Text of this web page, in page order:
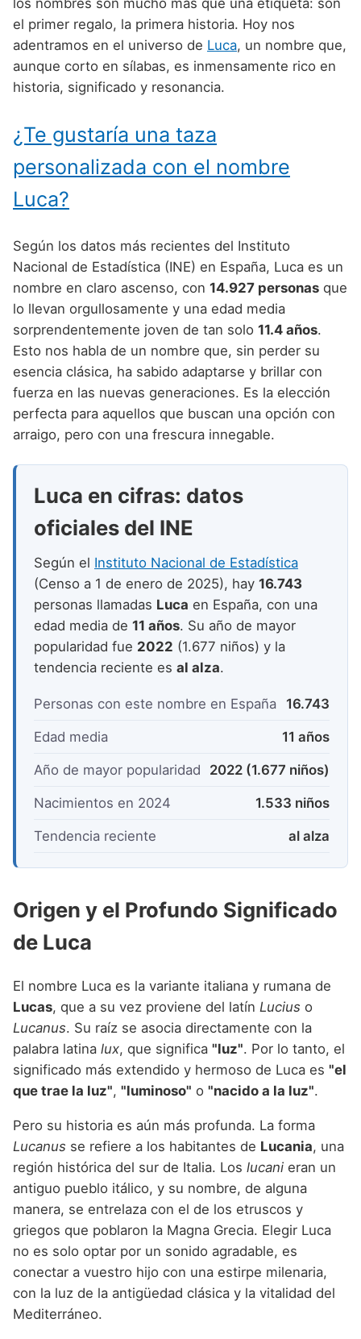
Nombres de niño que empiezan por E
Nombres de niño que empiezan por F
Nombres de niño que empiezan por G
Nombres de niño que empiezan por I
Nombres de niño que empiezan por J
Nombres de niño que empiezan por L
Nombres de niño que empiezan por M
Nombres de niño que empiezan por N
Nombres de niño que empiezan por O
Nombres de niño que empiezan por P
Nombres de niño que empiezan por Q
Nombres de niño que empiezan por R
Nombres de niño que empiezan por S
Nombres de niño que empiezan por T
Nombres de niño que empiezan por U
Nombres de niño que empiezan por V
Nombres de niño que empiezan por W
Nombres de niño que empiezan por X
Nombres de niño que empiezan por Y
Nombres de Niño Baleares
Nombres de Niño Canarios
Nombres de Niño Cantabros
Nombres de Niño Extremeños
Nombres de Niño Madrileños
Nombres de Niño Murcianos
Nombres de Niño Navarros
Nombres de Niño Riojanos
Nombres de Niño Valencianos
Nombres de Niño Vascos
Nombres de Niño Egipcios
Nombres de Niño Griegos
Nombres de Niño Mitologicos
Nombres de Niño Americanos
Nombres de Niño Arabes
Nombres de Niño Chinos
Nombres de Niño Franceses
Nombres de Niño Hispanoamericanos
Nombres de Niño Japoneses
Nombres de Niño Judíos
Nombres de Niño Marroquíes
Nombres de Niño Portugueses
Nombres de Niño Rumanos
Nombres de Niño Rusos
Nombres de Niño Suecos
los nombres son mucho más que una etiqueta: son
el primer regalo, la primera historia. Hoy nos
adentramos en el universo de Luca, un nombre que,
aunque corto en sílabas, es inmensamente rico en
historia, significado y resonancia.
¿Te gustaría una taza
personalizada con el nombre
Luca?
Según los datos más recientes del Instituto
Nacional de Estadística (INE) en España, Luca es un
nombre en claro ascenso, con 14.927 personas que
lo llevan orgullosamente y una edad media
sorprendentemente joven de tan solo 11.4 años.
Esto nos habla de un nombre que, sin perder su
esencia clásica, ha sabido adaptarse y brillar con
fuerza en las nuevas generaciones. Es la elección
perfecta para aquellos que buscan una opción con
arraigo, pero con una frescura innegable.
Luca en cifras: datos
oficiales del INE
Según el Instituto Nacional de Estadística
(Censo a 1 de enero de 2025), hay 16.743
personas llamadas Luca en España, con una
edad media de 11 años. Su año de mayor
popularidad fue 2022 (1.677 niños) y la
tendencia reciente es al alza.
Personas con este nombre en España 16.743
Edad media 11 años
Año de mayor popularidad 2022 (1.677 niños)
Nacimientos en 2024 1.533 niños
Tendencia reciente al alza
Origen y el Profundo Significado
de Luca
El nombre Luca es la variante italiana y rumana de
Lucas, que a su vez proviene del latín Lucius o
Lucanus. Su raíz se asocia directamente con la
palabra latina lux, que significa "luz". Por lo tanto, el
significado más extendido y hermoso de Luca es "el
que trae la luz", "luminoso" o "nacido a la luz".
Pero su historia es aún más profunda. La forma
Lucanus se refiere a los habitantes de Lucania, una
región histórica del sur de Italia. Los lucani eran un
antiguo pueblo itálico, y su nombre, de alguna
manera, se entrelaza con el de los etruscos y
griegos que poblaron la Magna Grecia. Elegir Luca
no es solo optar por un sonido agradable, es
conectar a vuestro hijo con una estirpe milenaria,
con la luz de la antigüedad clásica y la vitalidad del
Mediterráneo.